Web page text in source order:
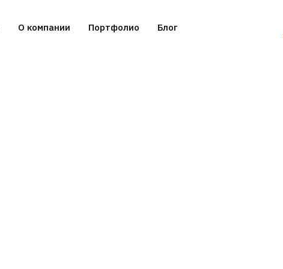
О компании Портфолио Блог